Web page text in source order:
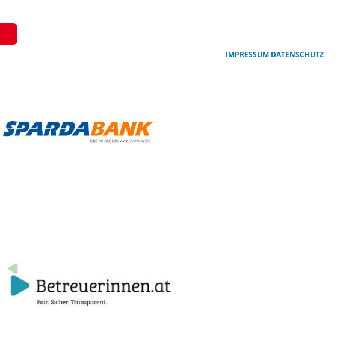
IMPRESSUM DATENSCHUTZ